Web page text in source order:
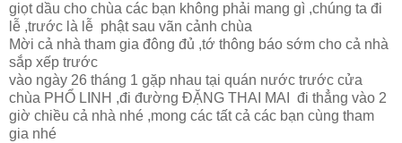
giọt dầu cho chùa các bạn không phải mang gì ,chúng ta đi
lễ ,trước là lễ phật sau vãn cảnh chùa
Mời cả nhà tham gia đông đủ ,tớ thông báo sớm cho cả nhà
sắp xếp trước
vào ngày 26 tháng 1 gặp nhau tại quán nước trước cửa
chùa PHỔ LINH ,đi đường ĐẶNG THAI MAI đi thẳng vào 2
giờ chiều cả nhà nhé ,mong các tất cả các bạn cùng tham
gia nhé